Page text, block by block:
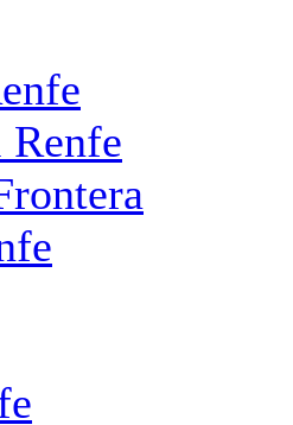
Renfe